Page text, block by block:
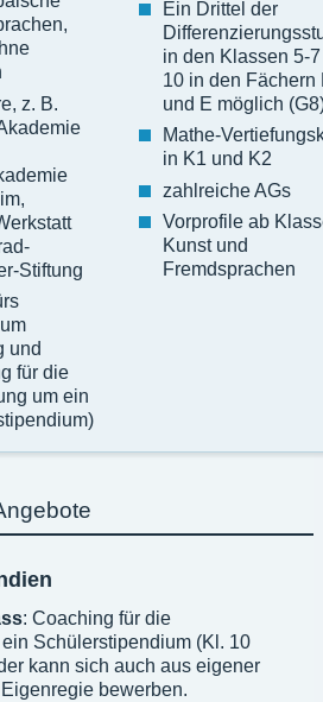
z. B.
Stiftung
und
für die
um ein
Ein Drittel der
in den Klassen 5-
10 in den Fächern
und E möglich
Mathe-
in K1 und K2
zahlreiche AGs
Vorprofile ab
Kunst und
Fremdsprachen
: Coaching für die
Schülerstipendium (Kl. 10
kann sich auch aus eigener
bewerben.